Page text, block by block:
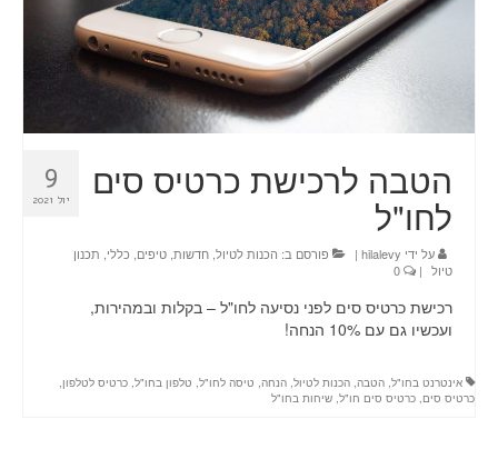
אודות
צור קשר
Planning a trip? Here it all begins!
עמוד הבית
9
יול 2021 הטבה לרכישת כרטיס סים
לחו"ל
על ידי hilalevy
| פורסם ב: הכנות לטיול חדשות טיפים כללי תכנון
טיול |
רכישת כרטיס סים לפני נסיעה לחו"ל – בקלות ובמהירות,
ועכשיו גם עם 10% הנחה!
אינטרנט בחו"ל הטבה הכנות לטיול הנחה טיסה לחו"ל טלפון בחו"ל כרטיס לטלפון
כרטיס סים כרטיס סים חו"ל שיחות בחו"ל